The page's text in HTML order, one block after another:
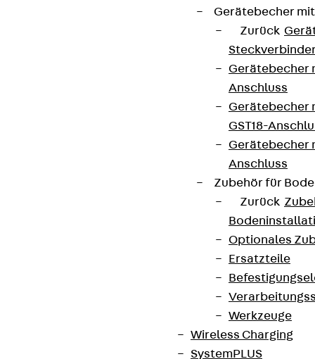
Gerätebecher
Zurück
Gerätebecher
Anschluss
Gerätebecher
GST18-
Gerätebecher
Anschluss
Zubehör für
Zurück
Optionales
Ersatzteile
Werkzeuge
Wireless Charging
SystemPLUS